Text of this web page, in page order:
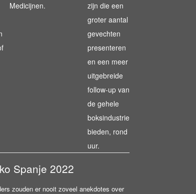
Medicijnen.
zijn die een
groter aantal
gevechten
presenteren
en een meer
uitgebreide
follow-up van
de gehele
boksindustrie
bieden, rond
uur.
Spanje 2022
zouden er nooit zoveel anekdotes over